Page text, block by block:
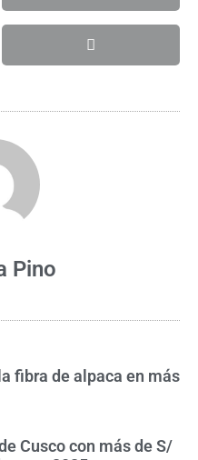
Pino
fibra de alpaca en más
Cusco con más de S/